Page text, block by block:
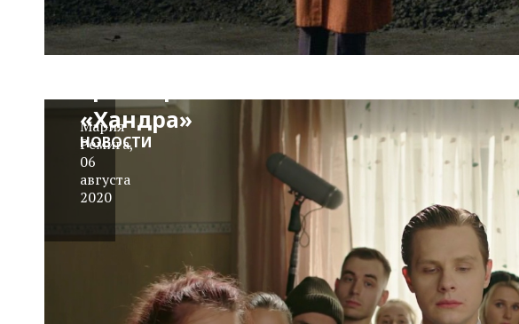
«Хандра»
Мария
Ремига,
06
августа
2020
НОВОСТИ